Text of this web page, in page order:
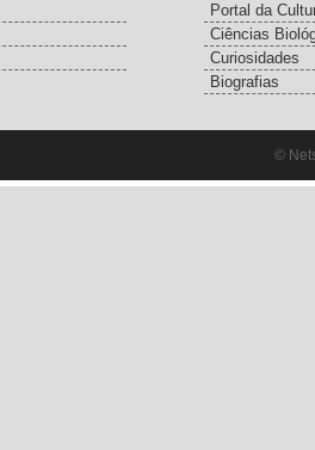
Portal da
Ciências
Curiosidades
Biografias
©